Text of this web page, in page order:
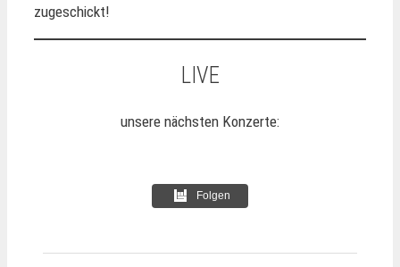
zugeschickt!
LIVE
unsere nächsten Konzerte:
Folgen